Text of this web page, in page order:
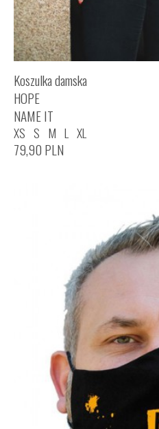
Koszulka damska
HOPE
NAME IT
XS S M L XL
79,90 PLN